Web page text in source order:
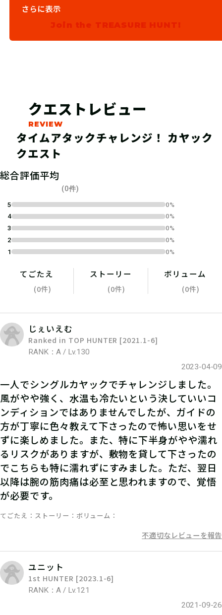
03ステップ3
施設に電話して予約をしよう！
ステップ4
指定の受付場所で、スタッフにクエス
トチケットを見せよう！
05ステップ5
スタッフの指示に従って、クエストミ
ッションに挑戦しよう！
06ステップ6
さらに表示
Join the TREASURE HUNT!
クエストレビュー
タイムアタックチャレンジ！ カヤック
クエスト
総合評価平均
(0件)
5
0%
4
0%
3
0%
2
0%
1
0%
てごたえ
(0件)
ストーリー
(0件)
ボリューム
(0件)
じぇいえむ
Ranked in TOP HUNTER [2021.1-6]
RANK：A / Lv.130
2023-04-09
一人でシングルカヤックでチャレンジしました。
風がやや強く、水温も冷たいという決していいコ
ンディションではありませんでしたが、ガイドの
方が丁寧に色々教えて下さったので怖い思いをせ
ずに楽しめました。また、特に下半身がやや濡れ
るリスクがありますが、敷物を貸して下さったの
でこちらも特に濡れずにすみました。ただ、翌日
以降は腕の筋肉痛は必至と思われますので、覚悟
が必要です。
てごたえ ストーリー ボリューム
不適切なレビューを報告
ユニット
1st HUNTER [2023.1-6]
RANK：A / Lv.121
2021-09-26